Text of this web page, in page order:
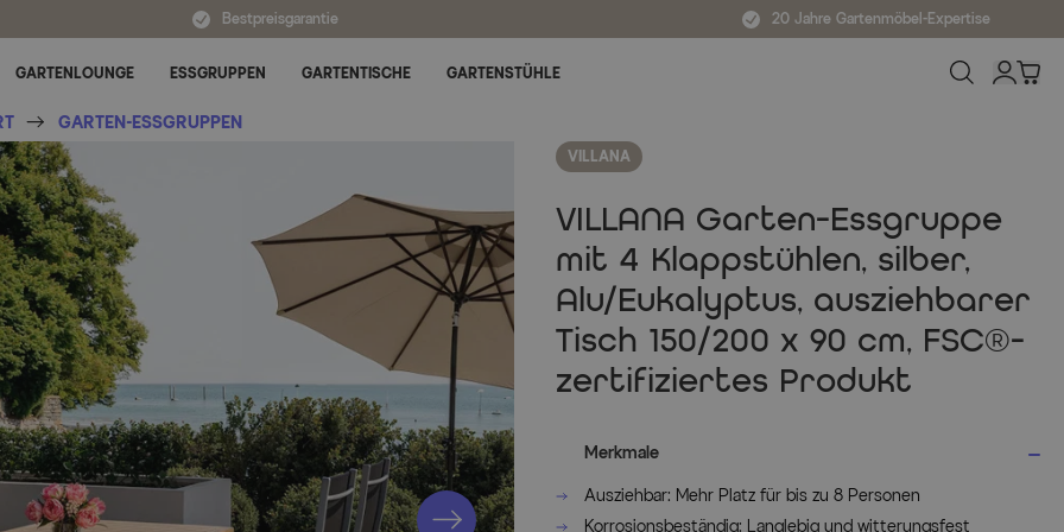
Bestpreisgarantie 20 Jahre Gartenmöbel-Expertise
GARTENLOUNGE ESSGRUPPEN GARTENTISCHE GARTENSTÜHLE
GARTEN-ESSGRUPPEN
VILLANA
VILLANA Garten-Essgruppe
mit 4 Klappstühlen, silber,
Alu/Eukalyptus, ausziehbarer
Tisch 150/200 x 90 cm, FSC®-
zertifiziertes Produkt
Merkmale
Ausziehbar: Mehr Platz für bis zu 8 Personen
Korrosionsbeständig: Langlebig und witterungsfest